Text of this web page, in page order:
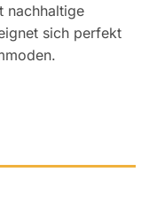
nachhaltige
sich perfekt